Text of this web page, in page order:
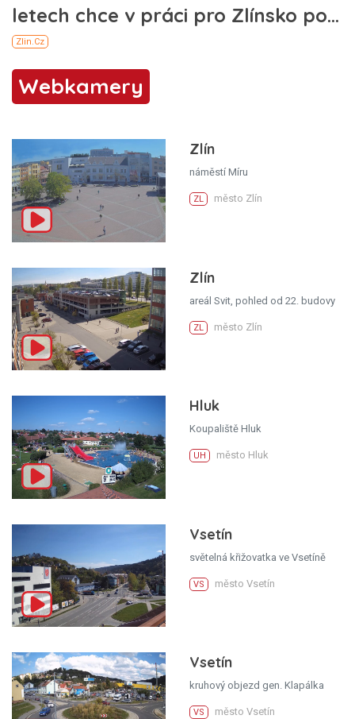
Webkamery
Zlín
náměstí Míru
ZL město Zlín
Zlín
areál Svit, pohled od 22. budovy
ZL město Zlín
Hluk
Koupaliště Hluk
UH město Hluk
Vsetín
světelná křižovatka ve Vsetíně
VS město Vsetín
Vsetín
kruhový objezd gen. Klapálka
VS město Vsetín